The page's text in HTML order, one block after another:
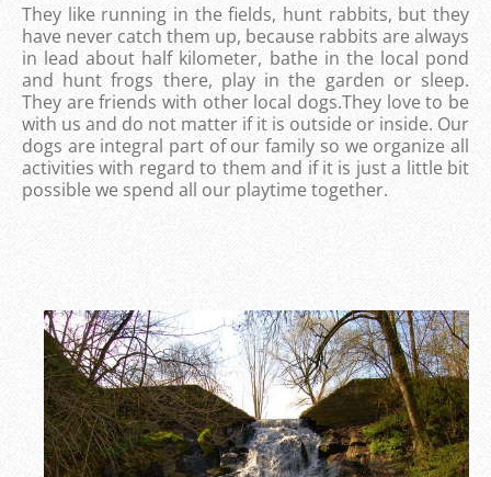
They like running in the fields, hunt rabbits, but they
have never catch them up, because rabbits are always
in lead about half kilometer, bathe in the local pond
and hunt frogs there, play in the garden or sleep.
They are friends with other local dogs.They love to be
with us and do not matter if it is outside or inside. Our
dogs are integral part of our family so we organize all
activities with regard to them and if it is just a little bit
possible we spend all our playtime together.